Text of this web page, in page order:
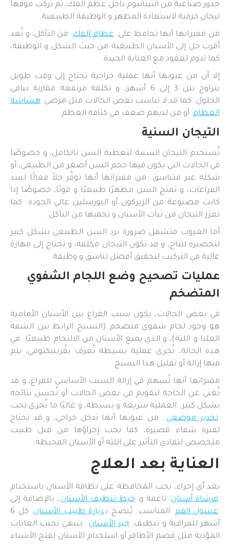
جذور صناعية من التيتانيوم داخل عظم الفك، ثم تُركب فوقها
تيجان خزفية لاستعادة المظهر و الوظيفة الطبيعية.
من مميزاتها أنها تحافظ على عظام الفك من التآكل، و تُعد
أقرب حل إلى الأسنان الطبيعية من حيث الشكل و الوظيفة،
كما تدوم لعقود مع العناية الجيدة.
إلا أن من عيوبها أنها عملية جراحية تحتاج إلى وقت طويل
يتراوح بين 3 إلى 6 أشهر، و تكلفة مرتفعة مقارنة بباقي
الحلول. كما قد لا تناسب بعض الحالات مثل مرضى هشاشة
العظام أو من لديهم ضعف في كثافة العظم.
التيجان السنية
تُستخدم التيجان السنية لتغطية السن بالكامل، و خصوصًا
في الحالات التي يكون فيها حجم السن أصغر من الطبيعي، أو
شكله غير متناسق. من مميزاتها أنها توفّر حلاً فعالًا لسد
الفراغات، و تمنح السن مظهرًا طبيعيًا و قويًا، خصوصًا إذا
كانت مصنوعة من الزيركون أو البورسلين عالي الجودة. كما
تعزز التيجان من ثبات الأسنان و تحميها من التآكل.
أما العيوب فتشمل ضرورة برد السن الطبيعي بشكل كبير
لتحضيره للتاج، و قد تكون التيجان مكلفة، و تحتاج إلى مهارة
عالية في التركيب لتحقيق أفضل تناسق و وظيفة.
عمليات تصحيح وضع اللجام الشفوي
المتضخم
في بعض الحالات، يكون سبب الفراغ بين الأسنان الأمامية
هو وجود لجام شفوي متضخم (النسيج الرابط بين الشفة
العليا و اللثة)، و الذي يمنع الأسنان من الالتحام طبيعيًا. في
هذه الحالة، تُجرى عملية بسيطة تُعرف بفُرينيكتومي، يتم
فيها إزالة أو تقليل هذا النسيج.
مميزاتها أنها تُسهم في إزالة السبب الأساسي للفراغ، و قد
تُغني عن الحاجة لتقويم في بعض الحالات أو تُحسن نتائجه
بشكل كبير. العملية سريعة و بسيطة، و غالبًا ما تُجرى تحت
تخدير موضعي . من عيوبها أنها تدخل جراحي، و قد تحتاج
لفترة شفاء قصيرة، كما يجب إجراؤها من قبل طبيب
متخصص لتفادي التأثير على اللثة أو الأسنان المحيطة.
العناية بعد العلاج
بعد أي إجراء، يجب المحافظة على نظافة الأسنان باستخدام
فرشاة أسنان
ناعمة و خيط تنظيف الأسنان ، بالإضافة إلى
غسول الفم
المناسب. يُنصح بزيارة طبيب الأسنان
كل 6
أشهر للمراقبة و تنظيف جير الأسنان . ينبغي تجنب العادات
المؤذية مثل قضم الأظافر أو استخدام الأسنان لفتح الأشياء